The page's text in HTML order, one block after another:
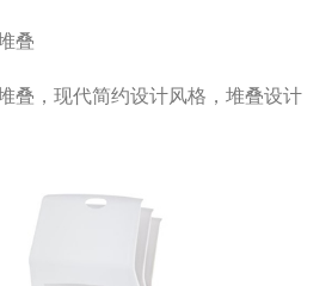
叠
叠，现代简约设计风格，堆叠设计